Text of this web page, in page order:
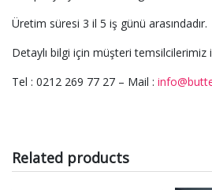
Üretim süresi 3 il 5 iş günü arasındadır.
Detaylı bilgi için müşteri temsilcilerimiz
Tel : 0212 269 77 27 – Mail :
Related products